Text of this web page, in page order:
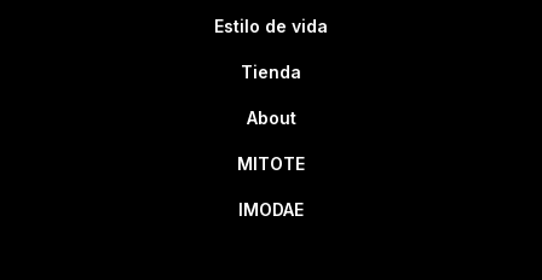
Estilo de vida
Tienda
About
MITOTE
IMODAE